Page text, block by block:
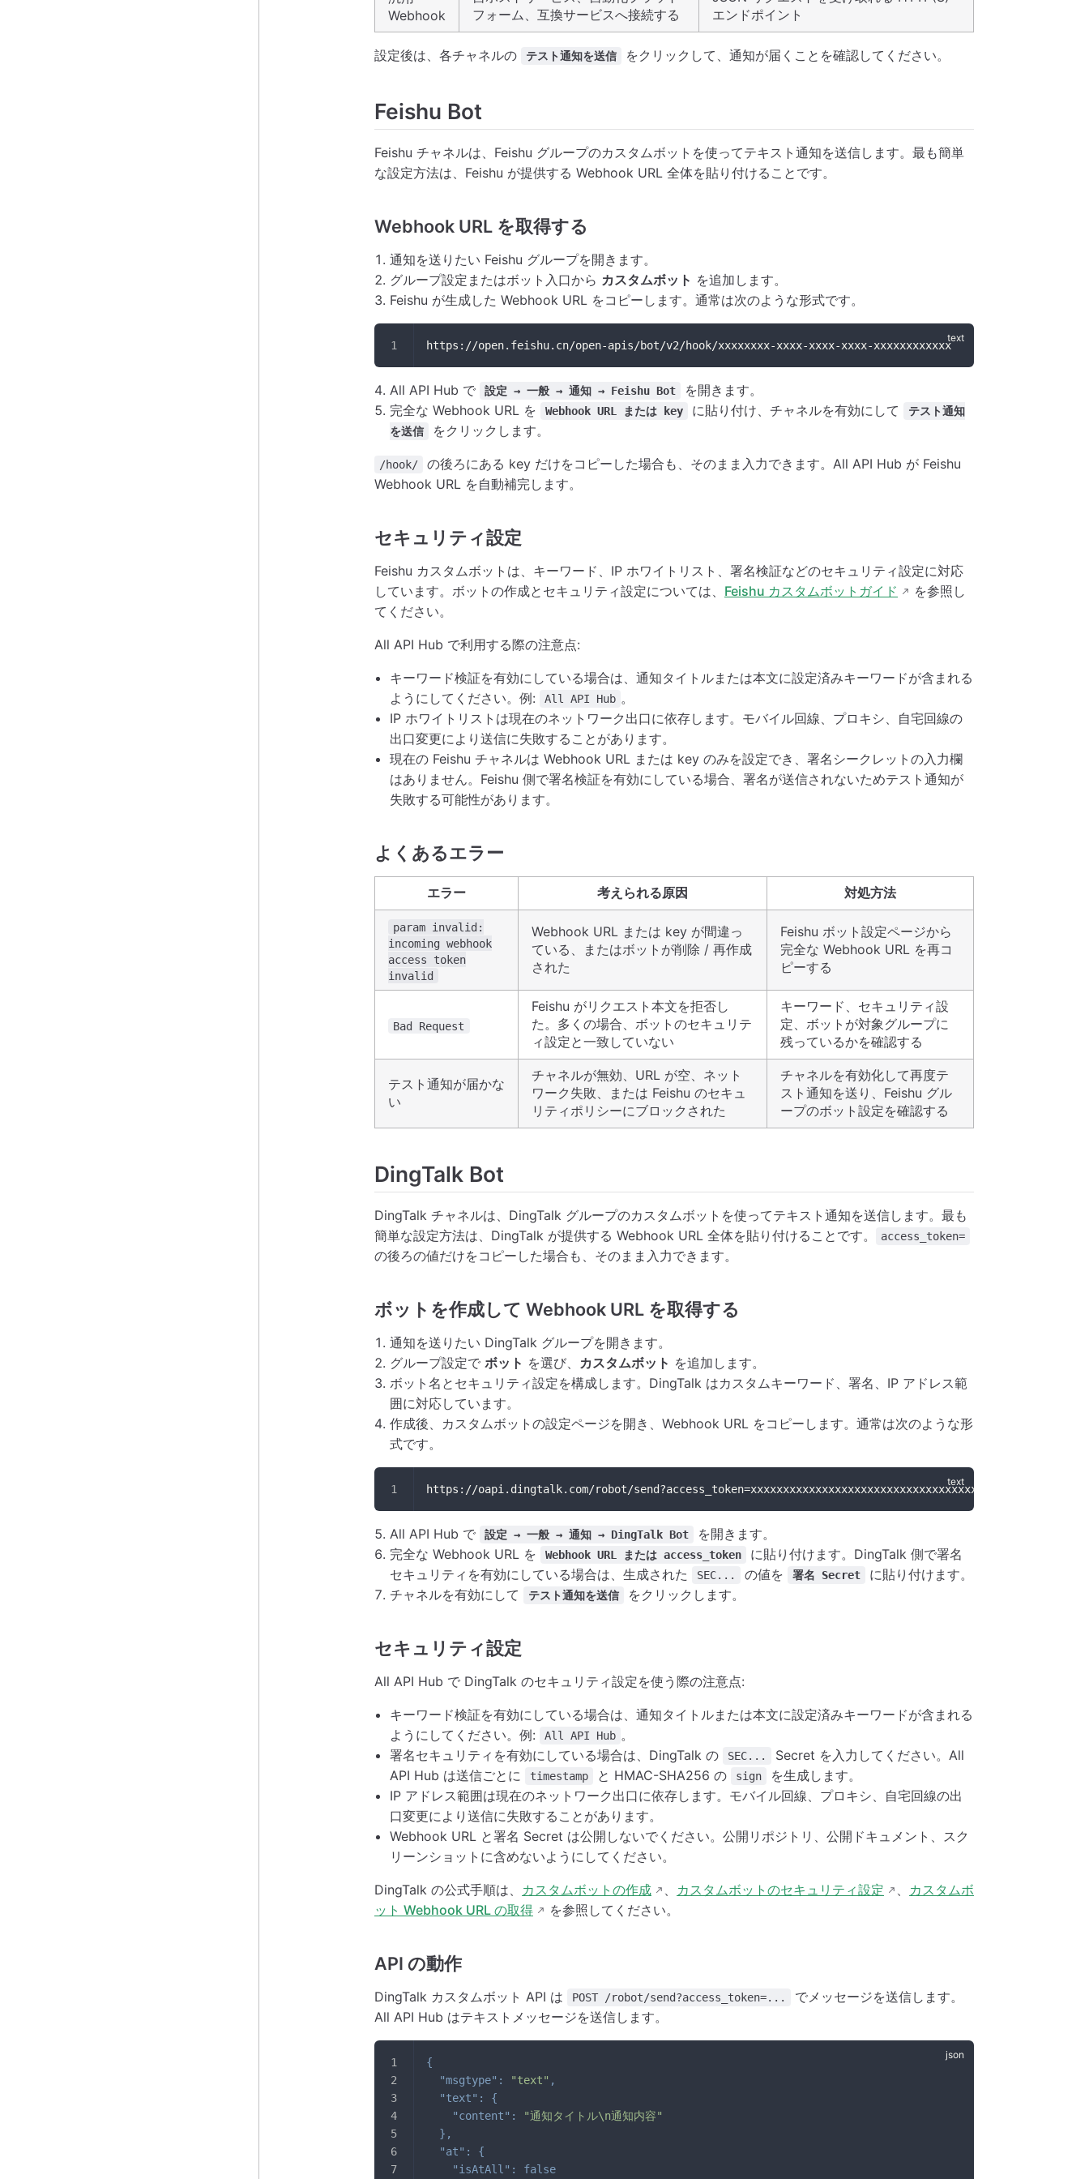
Webhook
フォーム、互換サービスへ接続する
エンドポイント
設定後は、各チャネルの テスト通知を送信 をクリックして、通知が届くことを確認してください。
Feishu Bot
Feishu チャネルは、Feishu グループのカスタムボットを使ってテキスト通知を送信します。最も簡単
な設定方法は、Feishu が提供する Webhook URL 全体を貼り付けることです。
Webhook URL を取得する
通知を送りたい Feishu グループを開きます。
グループ設定またはボット入口から カスタムボット を追加します。
Feishu が生成した Webhook URL をコピーします。通常は次のような形式です。
https://open.feishu.cn/open-apis/bot/v2/hook/xxxxxxxx-xxxx-xxxx-xxxx-xxxxxxxxxxxx
All API Hub で 設定 → 一般 → 通知 → Feishu Bot
を開きます。
完全な Webhook URL を
Webhook URL または key に貼り付け、チャネルを有効にして
テスト通知
を送信
をクリックします。
/hook/
の後ろにある key だけをコピーした場合も、そのまま入力できます。All API Hub が Feishu
Webhook URL を自動補完します。
セキュリティ設定
Feishu カスタムボットは、キーワード、IP ホワイトリスト、署名検証などのセキュリティ設定に対応
しています。ボットの作成とセキュリティ設定については、 Feishu カスタムボットガイド
を参照し
てください。
All API Hub で利用する際の注意点:
キーワード検証を有効にしている場合は、通知タイトルまたは本文に設定済みキーワードが含まれる
ようにしてください。例:
All API Hub 。
IP ホワイトリストは現在のネットワーク出口に依存します。モバイル回線、プロキシ、自宅回線の
出口変更により送信に失敗することがあります。
現在の Feishu チャネルは Webhook URL または key のみを設定でき、署名シークレットの入力欄
はありません。Feishu 側で署名検証を有効にしている場合、署名が送信されないためテスト通知が
失敗する可能性があります。
よくあるエラー
エラー 考えられる原因 対処方法
param invalid:
incoming webhook
access token
invalid
Webhook URL または key が間違っ
ている、またはボットが削除 / 再作成
された
Feishu ボット設定ページから
完全な Webhook URL を再コ
ピーする
Bad Request
Feishu がリクエスト本文を拒否し
た。多くの場合、ボットのセキュリテ
ィ設定と一致していない
キーワード、セキュリティ設
定、ボットが対象グループに
残っているかを確認する
テスト通知が届かな
い
チャネルが無効、URL が空、ネット
ワーク失敗、または Feishu のセキュ
リティポリシーにブロックされた
チャネルを有効化して再度テ
スト通知を送り、Feishu グル
ープのボット設定を確認する
DingTalk Bot
DingTalk チャネルは、DingTalk グループのカスタムボットを使ってテキスト通知を送信します。最も
簡単な設定方法は、DingTalk が提供する Webhook URL 全体を貼り付けることです。
access_token=
の後ろの値だけをコピーした場合も、そのまま入力できます。
ボットを作成して Webhook URL を取得する
通知を送りたい DingTalk グループを開きます。
グループ設定でボット を選び、 カスタムボット を追加します。
ボット名とセキュリティ設定を構成します。DingTalk はカスタムキーワード、署名、IP アドレス範
囲に対応しています。
作成後、カスタムボットの設定ページを開き、Webhook URL をコピーします。通常は次のような形
式です。
https://oapi.dingtalk.com/robot/
All API Hub で 設定 → 一般 → 通知 → DingTalk Bot
を開きます。
完全な Webhook URL を
Webhook URL または access_token
に貼り付けます。DingTalk 側で署名
セキュリティを有効にしている場合は、生成された
SEC... の値を 署名 Secret
に貼り付けます。
チャネルを有効にして
テスト通知を送信 をクリックします。
セキュリティ設定
All API Hub で DingTalk のセキュリティ設定を使う際の注意点:
キーワード検証を有効にしている場合は、通知タイトルまたは本文に設定済みキーワードが含まれる
ようにしてください。例:
All API Hub 。
署名セキュリティを有効にしている場合は、DingTalk の
SEC...
Secret を入力してください。All
API Hub は送信ごとに
timestamp と HMAC-SHA256 の sign
を生成します。
IP アドレス範囲は現在のネットワーク出口に依存します。モバイル回線、プロキシ、自宅回線の出
口変更により送信に失敗することがあります。
Webhook URL と署名 Secret は公開しないでください。公開リポジトリ、公開ドキュメント、スク
リーンショットに含めないようにしてください。
DingTalk の公式手順は、 カスタムボットの作成 カスタムボットのセキュリティ設定
カスタムボ
ット Webhook URL の取得
を参照してください。
API の動作
DingTalk カスタムボット API は POST /robot/send?access_token=...
でメッセージを送信します。
All API Hub はテキストメッセージを送信します。
{
"msgtype" : "text" ,
"text" :
{
"content" :
"通知タイトル\n通知内容"
} ,
"at" :
{
"isAtAll" : false